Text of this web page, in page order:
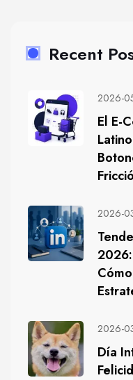
Recent
2026-
El E-
2026-
2026-
Día